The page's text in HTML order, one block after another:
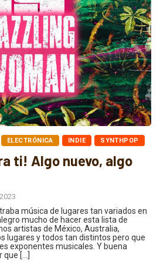
ELECTRÓNICA INDIE SYNTHPOP
ti! Algo nuevo, algo
música de lugares tan variados en
mucho de hacer esta lista de
artistas de México, Australia,
lugares y todos tan distintos pero que
exponentes musicales. Y buena
que […]